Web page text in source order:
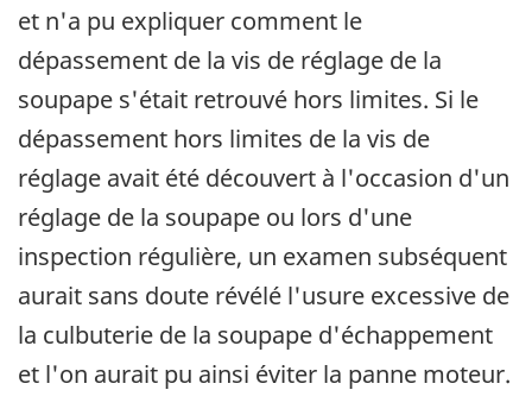
et n'a pu expliquer comment le
dépassement de la vis de réglage de la
soupape s'était retrouvé hors limites. Si le
dépassement hors limites de la vis de
réglage avait été découvert à l'occasion d'un
réglage de la soupape ou lors d'une
inspection régulière, un examen subséquent
aurait sans doute révélé l'usure excessive de
la culbuterie de la soupape d'échappement
et l'on aurait pu ainsi éviter la panne moteur.